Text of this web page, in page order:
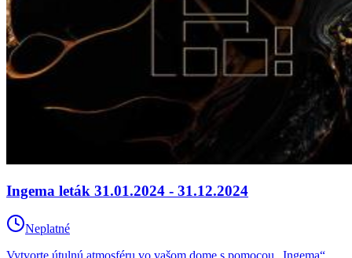
Ingema leták 31.01.2024 - 31.12.2024
Neplatné